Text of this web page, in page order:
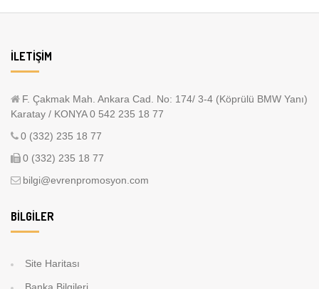
İLETIŞIM
F. Çakmak Mah. Ankara Cad. No: 174/ 3-4 (Köprülü BMW Yanı)
Karatay / KONYA 0 542 235 18 77
0 (332) 235 18 77
0 (332) 235 18 77
bilgi@evrenpromosyon.com
BILGILER
Site Haritası